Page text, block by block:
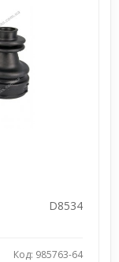
D8534
Код: 985763-64